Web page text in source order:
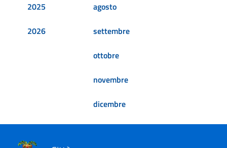
2025
2026
agosto
settembre
ottobre
novembre
dicembre